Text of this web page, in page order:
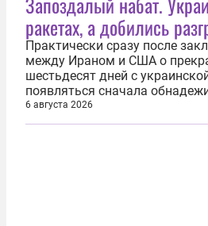
ракетах, а добились
Практически сразу после
между Ираном и США о
шестьдесят дней с
появляться сначала
вовсе бравурные заявления
в войне. Вероятно, в
6 августа 2026